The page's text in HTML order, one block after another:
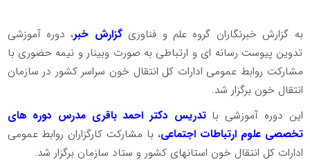
به گزارش خبرنگاران گروه علم و فناوریگزارش خبر، دوره آموزشی
تدوین پیوست رسانه ای و ارتباطی به صورت وبینار و نیمه حضوری با
مشارکت روابط عمومی ادارات کل انتقال خون سراسر کشور در سازمان
انتقال خون برگزار شد.
این دوره آموزشی با تدریس دکتر احمد باقری مدرس دوره های
تخصصی علوم ارتباطات اجتماعی، با مشارکت کارگزاران روابط عمومی
ادارات کل انتقال خون استانهای کشور و ستاد سازمان برگزار شد.